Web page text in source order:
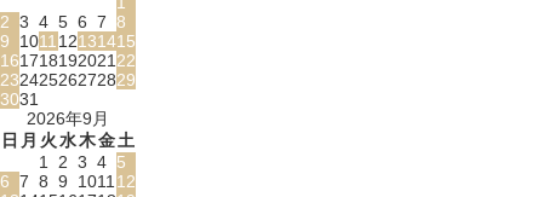
2 3 4 5 6 7 8
9
101112131415
16171819202122
23242526272829
3031
2026年9月
日 月 火水木金土
1 2 3 4 5
6 7 8 9 101112